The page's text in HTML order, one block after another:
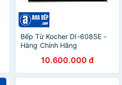
Bếp Từ Kocher DI-608SE -
Hàng Chính Hãng
10.600.000 đ